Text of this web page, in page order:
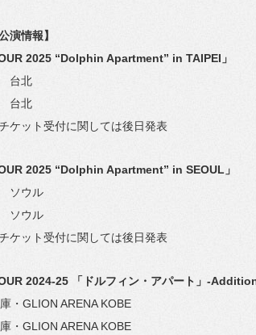
演情報】
2025 “Dolphin Apartment” in TAIPEI」
台北
台北
ケット受付に関しては後日発表
2025 “Dolphin Apartment” in SEOUL」
ソウル
ソウル
ケット受付に関しては後日発表
2024-25 「ドルフィン・アパート」-
・GLION ARENA KOBE
・GLION ARENA KOBE